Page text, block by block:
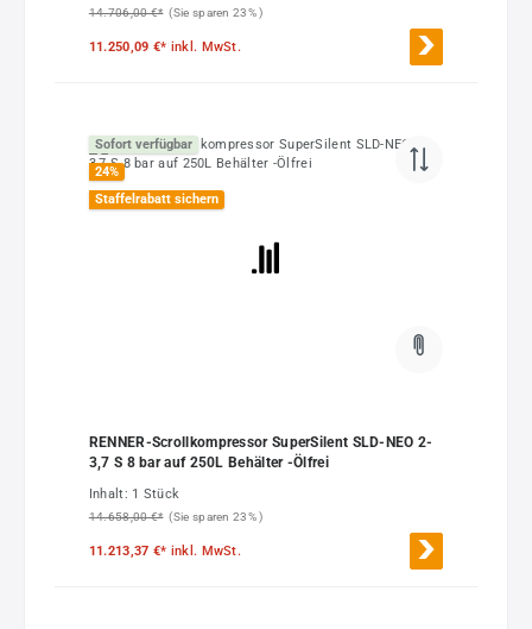
14.706,00 €* (Sie sparen 23% )
11.250,09 €* inkl. MwSt.
Sofort verfügbar
24%
Staffelrabatt sichern
RENNER-Scrollkompressor SuperSilent SLD-NEO 2-
3,7 S 8 bar auf 250L Behälter -Ölfrei
Inhalt: 1 Stück
14.658,00 €* (Sie sparen 23% )
11.213,37 €* inkl. MwSt.